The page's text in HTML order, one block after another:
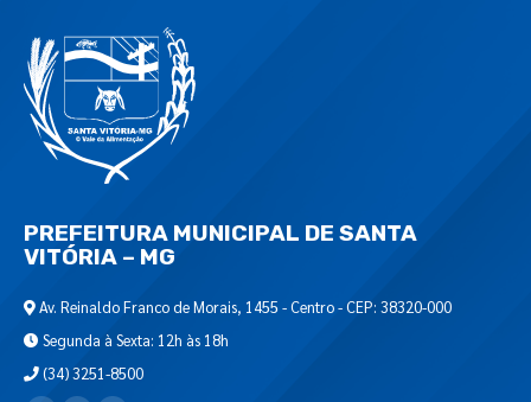
PREFEITURA MUNICIPAL DE SANTA
VITÓRIA – MG
Av. Reinaldo Franco de Morais, 1455 - Centro - CEP: 38320-000
Segunda à Sexta: 12h às 18h
(34) 3251-8500